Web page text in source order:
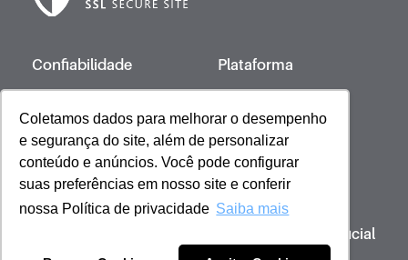
Coletamos dados para melhorar o desempenho
e segurança do site, além de personalizar
conteúdo e anúncios. Você pode configurar
suas preferências em nosso site e conferir
nossa Política de privacidade Saiba mais
Confiabilidade Plataforma
Desenvolvido por
Copyright © 2023 Giovanna Baby | Licença Oficial
- Todos os direitos reservados